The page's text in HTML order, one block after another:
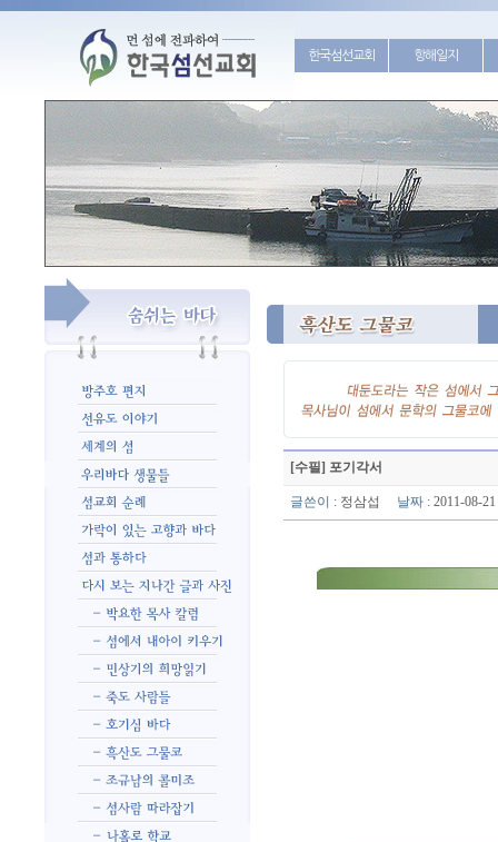
한국섬선교회 항해일지
[수필] 포기각서
글쓴이 : 정삼섭 날짜 : 2011-08-